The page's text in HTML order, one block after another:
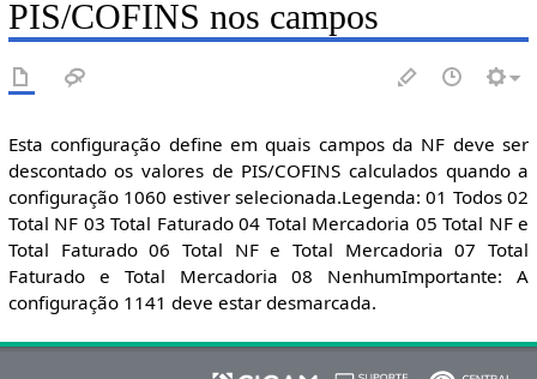
PIS/COFINS nos campos
Esta configuração define em quais campos da NF deve ser
descontado os valores de PIS/COFINS calculados quando a
configuração 1060 estiver selecionada.Legenda: 01 Todos 02
Total NF 03 Total Faturado 04 Total Mercadoria 05 Total NF e
Total Faturado 06 Total NF e Total Mercadoria 07 Total
Faturado e Total Mercadoria 08 NenhumImportante: A
configuração 1141 deve estar desmarcada.